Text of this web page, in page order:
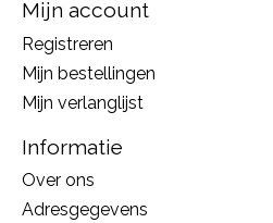
Mijn account
Registreren
Mijn bestellingen
Mijn verlanglijst
Informatie
Over ons
Adresgegevens